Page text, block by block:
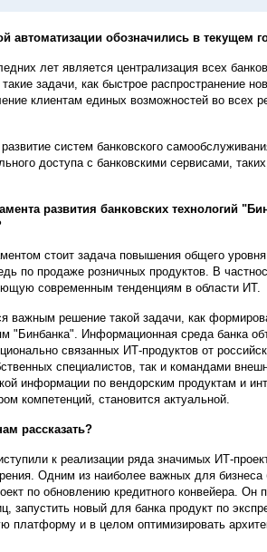
автоматизации обозначились в текущем
лет является централизация всех
задачи, как быстрое распространение
клиентам единых возможностей во всех
систем банковского
доступа с банковскими сервисами,
развития банковских технологий
стоит задача повышения общего
по продаже розничных продуктов. В
современным тенденциям в области ИТ.
важным решение такой задачи, как
"Бинбанка". Информационная среда банка
связанных ИТ-продуктов от
специалистов, так и командами
информации по вендорским продуктам и
компетенций, становится актуальной.
рассказать?
к реализации ряда значимых ИТ-
Одним из наиболее важных для бизнеса
по обновлению кредитного конвейера. Он
запустить новый для банка продукт по
платформу и в целом оптимизировать